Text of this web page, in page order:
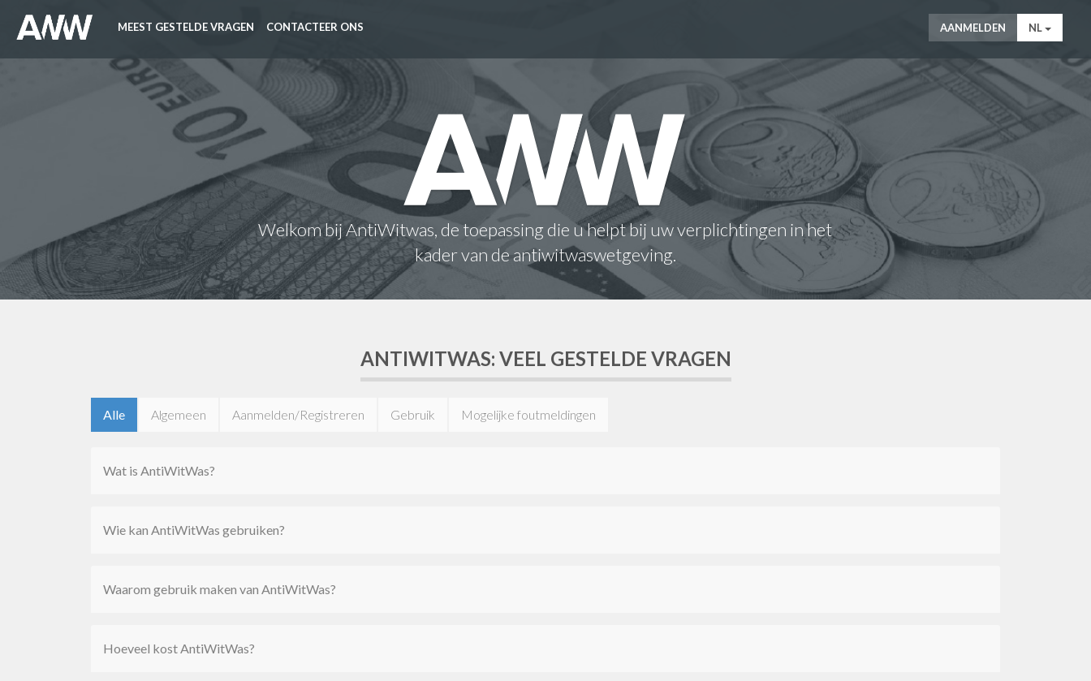
MEEST GESTELDE VRAGEN CONTACTEER ONS AANMELDEN NL
Welkom bij AntiWitwas, de toepassing die u helpt bij uw verplichtingen in het
kader van de antiwitwaswetgeving.
ANTIWITWAS: VEEL GESTELDE VRAGEN
Alle Algemeen Aanmelden/Registreren Gebruik Mogelijke foutmeldingen
Wat is AntiWitWas?
Wie kan AntiWitWas gebruiken?
Waarom gebruik maken van AntiWitWas?
Hoeveel kost AntiWitWas?